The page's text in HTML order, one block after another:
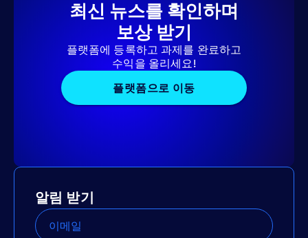
최신 뉴스를 확인하며
보상 받기
플랫폼에 등록하고 과제를 완료하고
수익을 올리세요!
플랫폼으로 이동
알림 받기